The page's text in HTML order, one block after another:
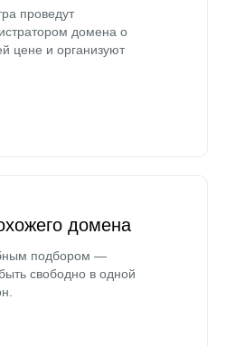
проведут
домена о
цене и организуют
домена
подбором —
свободно в одной